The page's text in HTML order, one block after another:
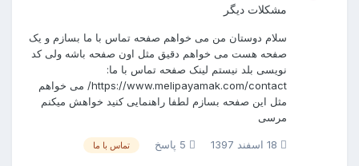
مشکلات دیگر
سلام دوستان من می خواهم صفحه تماس با ما بسازم و یک
صفحه هست می خواهم دقیق مثل اون صفحه باشه ولی کد
نویسی بلد نیستم لینک صفحه تماس با ما:
https://www.melipayamak.com/contact/ می خواهم
مثل این صفحه بسازم لطفا راهنمایی کنید خواهش میکنم
مرسی
18 اسفند 1397 تماس با ما